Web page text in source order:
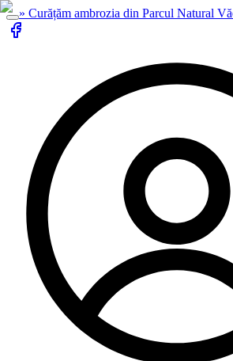
» Curățăm ambrozia din Parcul Natural